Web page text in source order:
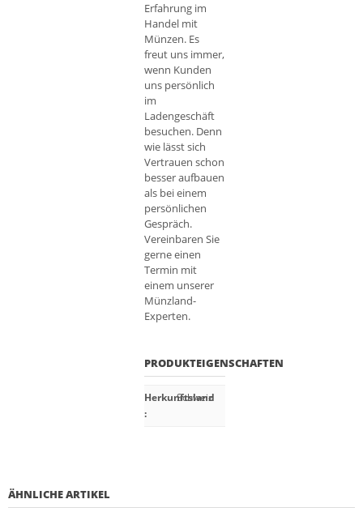
Erfahrung im
Handel mit
Münzen. Es
freut uns immer,
wenn Kunden
uns persönlich
im
Ladengeschäft
besuchen. Denn
wie lässt sich
Vertrauen schon
besser aufbauen
als bei einem
persönlichen
Gespräch.
Vereinbaren Sie
gerne einen
Termin mit
einem unserer
Münzland-
Experten.
PRODUKTEIGENSCHAFTEN
Herkunftsland
:
Schweiz
ÄHNLICHE ARTIKEL